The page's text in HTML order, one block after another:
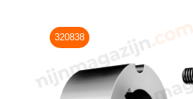
320838